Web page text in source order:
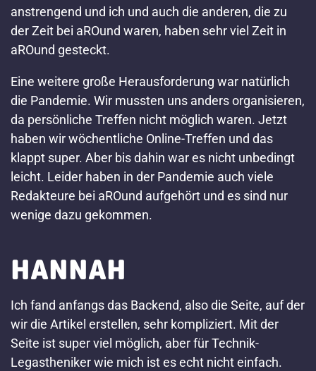
anstrengend und ich und auch die anderen, die zu
der Zeit bei aROund waren, haben sehr viel Zeit in
aROund gesteckt.
Eine weitere große Herausforderung war natürlich
die Pandemie. Wir mussten uns anders organisieren,
da persönliche Treffen nicht möglich waren. Jetzt
haben wir wöchentliche Online-Treffen und das
klappt super. Aber bis dahin war es nicht unbedingt
leicht. Leider haben in der Pandemie auch viele
Redakteure bei aROund aufgehört und es sind nur
wenige dazu gekommen.
HANNAH
Ich fand anfangs das Backend, also die Seite, auf der
wir die Artikel erstellen, sehr kompliziert. Mit der
Seite ist super viel möglich, aber für Technik-
Legastheniker wie mich ist es echt nicht einfach.